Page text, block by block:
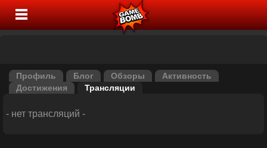
Профиль Блог Обзоры
Активность
Достижения
Трансляции
- нет трансляций -